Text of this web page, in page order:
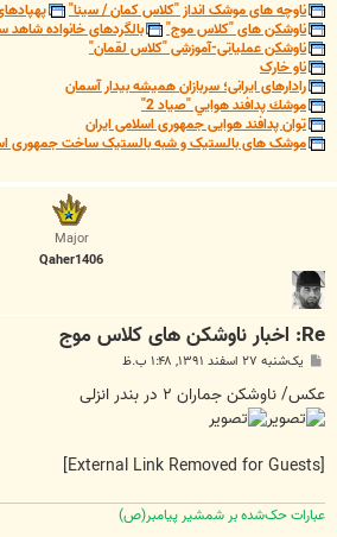
ناوچه های موشک انداز "کلاس کمان / سینا"
ناوشکن های "کلاس موج"
بالگردهای خانواده شاهد
ناوشکن عملیاتی-آموزشی "کلاس لقمان"
ناو خارک
رادارهای ایرانی؛ سربازان همیشه بیدار آسمان
موشك پدافند هوايي "صياد 2"
توان پدافند هوایی جمهوری اسلامی ایران
موشک های بالستیک و شبه بالستیک ساخت جمهوری
Major
Qaher1406
Re: اخبار ناوشکن های کلاس موج
پ
ت
یک‌شنبه ۲۷ اسفند ۱۳۹۱, ۱:۴۸ ب.ظ
عکس/ ناوشکن جماران ۲ در بندر انزلی
عبارات حک‌شده بر شمشیر پیامبر(ص)